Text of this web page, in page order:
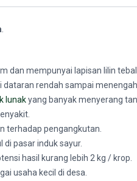
dan mempunyai lapisan lilin tebal.
dataran rendah sampai
lunakyang banyak menyerang
terhadap pengangkutan.
pasar induk sayur.
hasil kurang lebih 2 kg / krop.
usaha kecil di desa.